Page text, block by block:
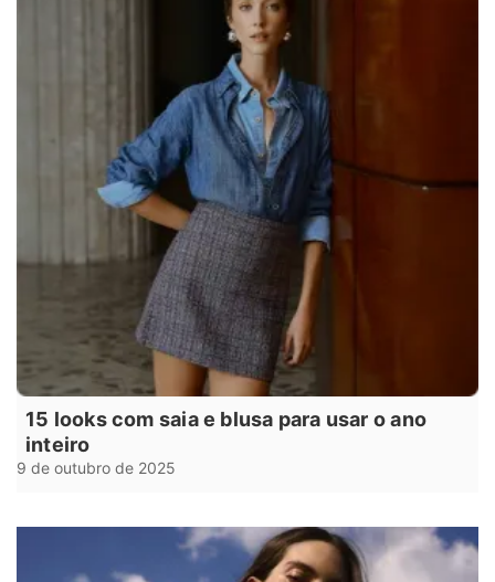
15 looks com saia e blusa para usar o ano
inteiro
9 de outubro de 2025